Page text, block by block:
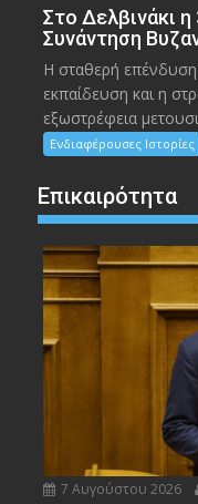
Στο Δελβινάκι η
Συνάντηση
Η σταθερή
εκπαίδευση και η
εξωστρέφεια
Ενδιαφέρουσες Ιστορίες
Επικαιρότητα
7 Αυγούστου 2026